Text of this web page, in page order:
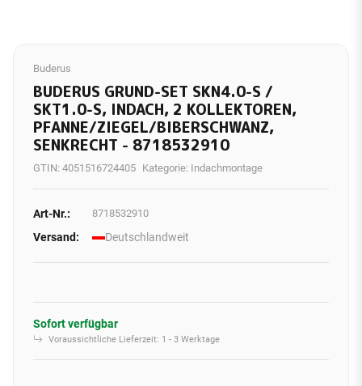
Buderus
BUDERUS GRUND-SET SKN4.0-S /
SKT1.0-S, INDACH, 2 KOLLEKTOREN,
PFANNE/ZIEGEL/BIBERSCHWANZ,
SENKRECHT - 8718532910
GTIN: 4051516724405 Kategorie: Indachmontage
Art-Nr.: 8718532910
Versand: Deutschlandweit
Sofort verfügbar
Voraussichtliche Lieferzeit: 1 - 3 Werktage